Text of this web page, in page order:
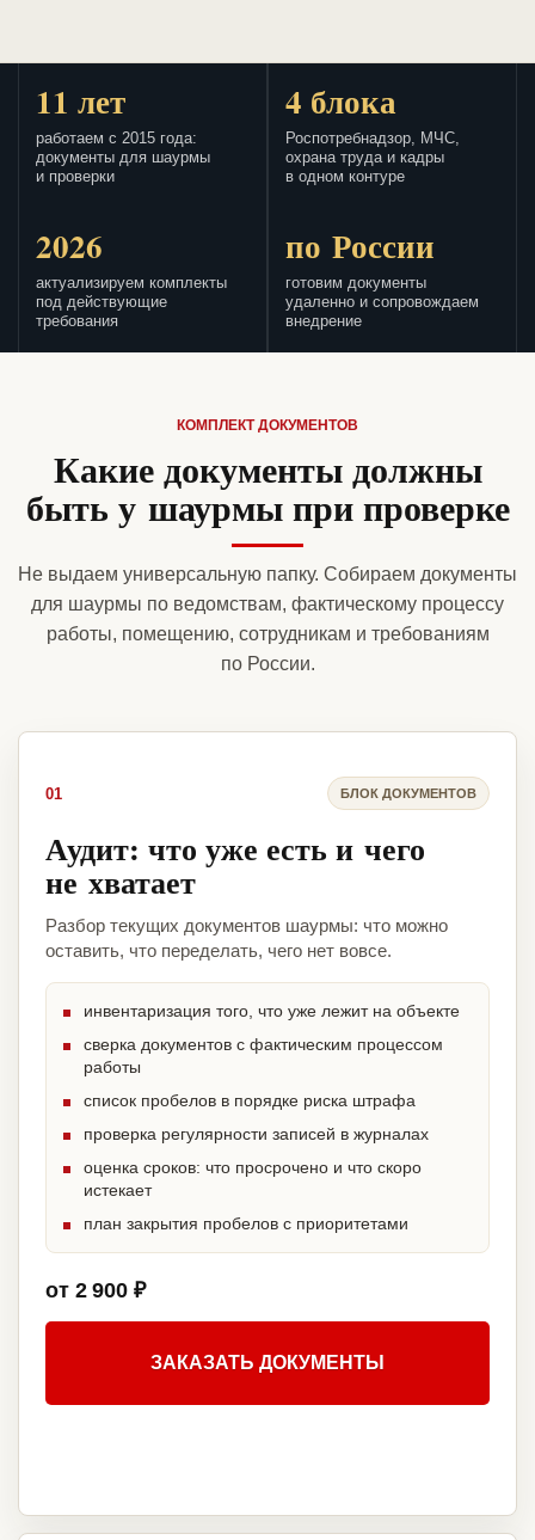
11 лет
работаем с 2015 года:
документы для шаурмы
и проверки
4 блока
Роспотребнадзор, МЧС,
охрана труда и кадры
в одном контуре
2026
актуализируем комплекты
под действующие
требования
по России
готовим документы
удаленно и сопровождаем
внедрение
КОМПЛЕКТ ДОКУМЕНТОВ
Какие документы должны
быть у шаурмы при проверке
Не выдаем универсальную папку. Собираем документы
для шаурмы по ведомствам, фактическому процессу
работы, помещению, сотрудникам и требованиям
по России.
01 БЛОК ДОКУМЕНТОВ
Аудит: что уже есть и чего
не хватает
Разбор текущих документов шаурмы: что можно
оставить, что переделать, чего нет вовсе.
инвентаризация того, что уже лежит на объекте
сверка документов с фактическим процессом
работы
список пробелов в порядке риска штрафа
проверка регулярности записей в журналах
оценка сроков: что просрочено и что скоро
истекает
план закрытия пробелов с приоритетами
от 2 900 ₽
ЗАКАЗАТЬ ДОКУМЕНТЫ